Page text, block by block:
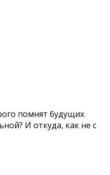
помнят будущих
И откуда, как не с